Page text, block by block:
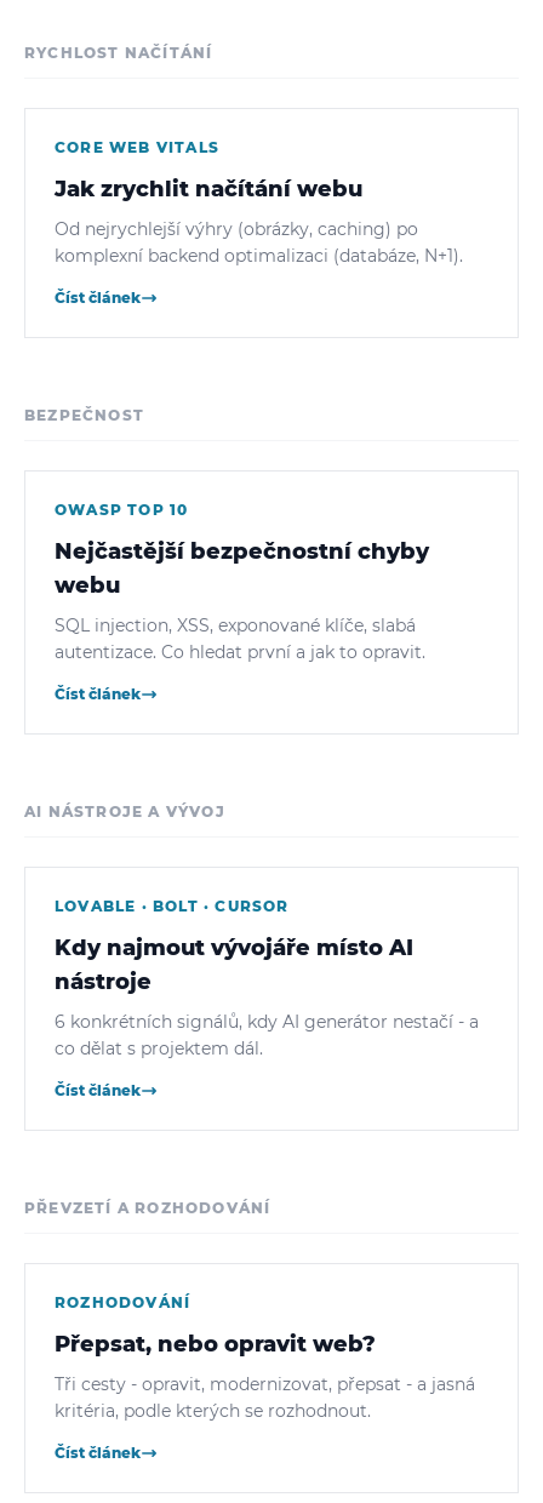
RYCHLOST NAČÍTÁNÍ
CORE WEB VITALS
Jak zrychlit načítání webu
Od nejrychlejší výhry (obrázky, caching) po
komplexní backend optimalizaci (databáze, N+1).
Číst článek
BEZPEČNOST
OWASP TOP 10
Nejčastější bezpečnostní chyby
webu
SQL injection, XSS, exponované klíče, slabá
autentizace. Co hledat první a jak to opravit.
Číst článek
AI NÁSTROJE A VÝVOJ
LOVABLE · BOLT · CURSOR
Kdy najmout vývojáře místo AI
nástroje
6 konkrétních signálů, kdy AI generátor nestačí - a
co dělat s projektem dál.
Číst článek
PŘEVZETÍ A ROZHODOVÁNÍ
ROZHODOVÁNÍ
Přepsat, nebo opravit web?
Tři cesty - opravit, modernizovat, přepsat - a jasná
kritéria, podle kterých se rozhodnout.
Číst článek